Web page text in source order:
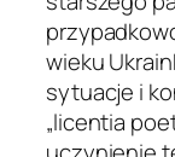
wieku
sytuacje i
„licentia